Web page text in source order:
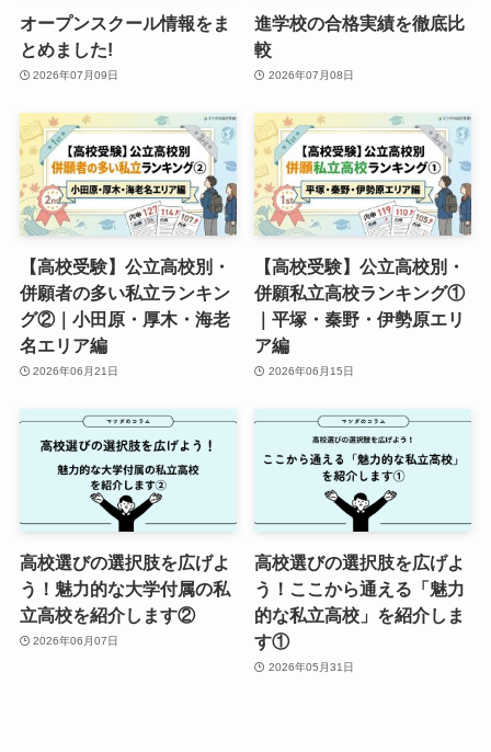
オープンスクール情報をま
とめました!
2026年07月09日
進学校の合格実績を徹底比
較
2026年07月08日
【高校受験】公立高校別・
併願者の多い私立ランキン
グ②｜小田原・厚木・海老
名エリア編
2026年06月21日
【高校受験】公立高校別・
併願私立高校ランキング①
｜平塚・秦野・伊勢原エリ
ア編
2026年06月15日
高校選びの選択肢を広げよ
う！魅力的な大学付属の私
立高校を紹介します②
2026年06月07日
高校選びの選択肢を広げよ
う！ここから通える「魅力
的な私立高校」を紹介しま
す①
2026年05月31日